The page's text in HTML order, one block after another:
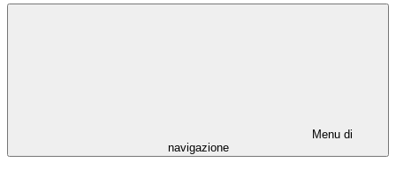
Menu di
navigazione